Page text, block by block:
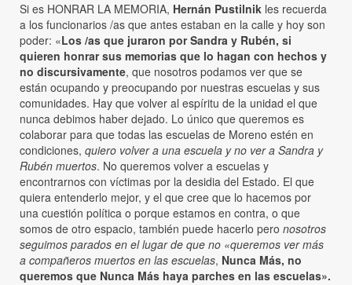
Si es HONRAR LA MEMORIA, Hernán Pustilnik les recuerda
a los funcionarios /as que antes estaban en la calle y hoy son
poder: «Los /as que juraron por Sandra y Rubén, si
quieren honrar sus memorias que lo hagan con hechos y
no discursivamente, que nosotros podamos ver que se
están ocupando y preocupando por nuestras escuelas y sus
comunidades. Hay que volver al espíritu de la unidad el que
nunca debimos haber dejado. Lo único que queremos es
colaborar para que todas las escuelas de Moreno estén en
condiciones, quiero volver a una escuela y no ver a Sandra y
Rubén muertos. No queremos volver a escuelas y
encontrarnos con víctimas por la desidia del Estado. El que
quiera entenderlo mejor, y el que cree que lo hacemos por
una cuestión política o porque estamos en contra, o que
somos de otro espacio, también puede hacerlo pero nosotros
seguimos parados en el lugar de que no «queremos ver más
a compañeros muertos en las escuelas, Nunca Más, no
queremos que Nunca Más haya parches en las escuelas».